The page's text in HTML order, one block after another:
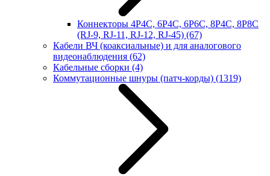
Коннекторы 4P4C, 6P4C, 6P6C, 8P4C, 8P8C
(RJ-9, RJ-11, RJ-12, RJ-45) (67)
Кабели ВЧ (коаксиальные) и для аналогового
видеонаблюдения (62)
Кабельные сборки (4)
Коммутационные шнуры (патч-корды) (1319)